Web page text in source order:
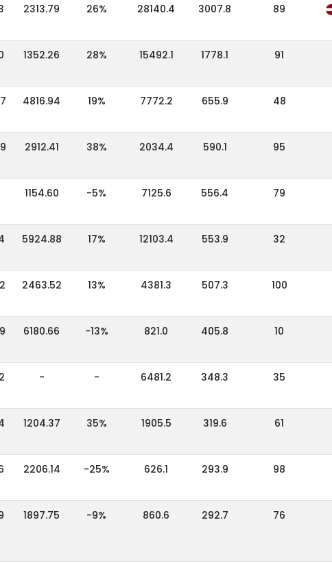
2313.79 26% 28140.4 3007.8 89
1352.26 28% 15492.1 1778.1 91
4816.94 19% 7772.2 655.9 48
2912.41 38% 2034.4 590.1 95
1154.60 -5% 7125.6 556.4 79
5924.88 17% 12103.4 553.9 32
2463.52 13% 4381.3 507.3 100
6180.66 -13% 821.0 405.8 10
- - 6481.2 348.3 35
1204.37 35% 1905.5 319.6 61
2206.14 -25% 626.1 293.9 98
1897.75 -9% 860.6 292.7 76